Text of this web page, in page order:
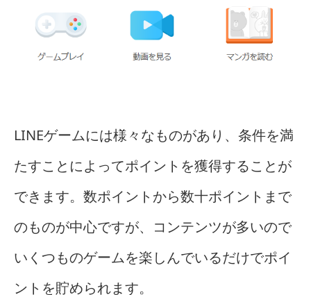
LINEゲームには様々なものがあり、条件を満
たすことによってポイントを獲得することが
できます。数ポイントから数十ポイントまで
のものが中心ですが、コンテンツが多いので
いくつものゲームを楽しんでいるだけでポイ
ントを貯められます。